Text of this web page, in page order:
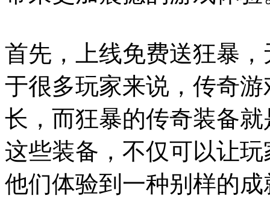
首先，上线免费送狂暴
于很多玩家来说，传奇
长，而狂暴的传奇装备
这些装备，不仅可以让
他们体验到一种别样的成